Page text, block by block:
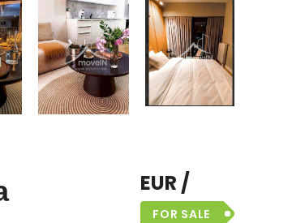
EUR /
FOR SALE